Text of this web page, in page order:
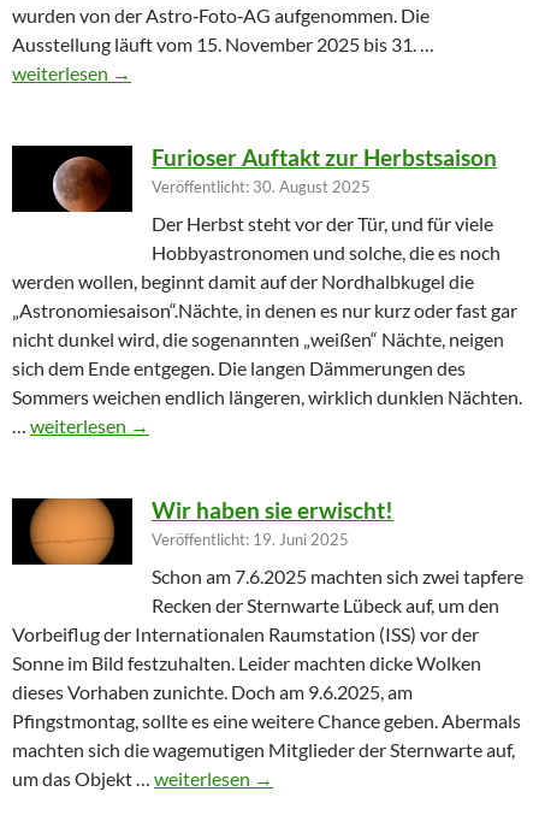
wurden von der Astro‑Foto‑AG aufgenommen. Die
Ausstellung läuft vom 15. November 2025 bis 31. …
Zwischen Wort und Weltall – Abheben erwünscht!
weiterlesen →
Furioser Auftakt zur Herbstsaison
Veröffentlicht: 30. August 2025
Der Herbst steht vor der Tür, und für viele
Hobbyastronomen und solche, die es noch
werden wollen, beginnt damit auf der Nordhalbkugel die
„Astronomiesaison“.Nächte, in denen es nur kurz oder fast gar
nicht dunkel wird, die sogenannten „weißen“ Nächte, neigen
sich dem Ende entgegen. Die langen Dämmerungen des
Sommers weichen endlich längeren, wirklich dunklen Nächten.
… Furioser Auftakt zur Herbstsaison
weiterlesen →
Wir haben sie erwischt!
Veröffentlicht: 19. Juni 2025
Schon am 7.6.2025 machten sich zwei tapfere
Recken der Sternwarte Lübeck auf, um den
Vorbeiflug der Internationalen Raumstation (ISS) vor der
Sonne im Bild festzuhalten. Leider machten dicke Wolken
dieses Vorhaben zunichte. Doch am 9.6.2025, am
Pfingstmontag, sollte es eine weitere Chance geben. Abermals
machten sich die wagemutigen Mitglieder der Sternwarte auf,
um das Objekt … Wir haben sie erwischt!
weiterlesen →